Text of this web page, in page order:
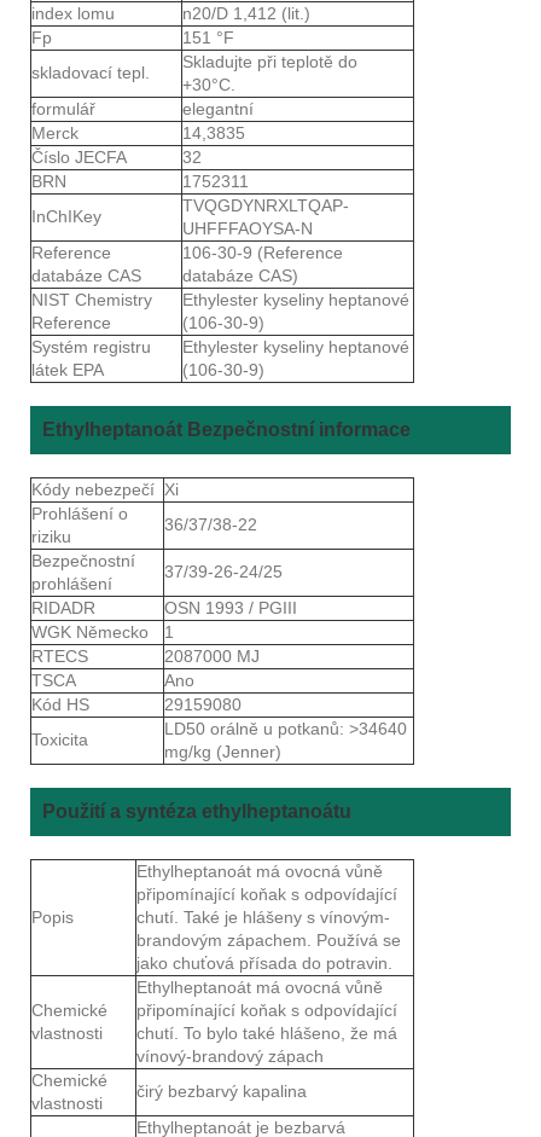
index lomu
n20/D 1,412 (lit.)
Fp
151 °F
skladovací tepl.
Skladujte při teplotě do
+30°C.
formulář
elegantní
Merck
14,3835
Číslo JECFA
32
BRN
1752311
InChIKey
TVQGDYNRXLTQAP-
UHFFFAOYSA-N
Reference
databáze CAS
106-30-9 (Reference
databáze CAS)
NIST Chemistry
Reference
Ethylester kyseliny heptanové
(106-30-9)
Systém registru
látek EPA
Ethylester kyseliny heptanové
(106-30-9)
Ethylheptanoát Bezpečnostní informace
Kódy nebezpečí Xi
Prohlášení o
riziku
36/37/38-22
Bezpečnostní
prohlášení
37/39-26-24/25
RIDADR
OSN 1993 / PGIII
WGK Německo
1
RTECS
2087000 MJ
TSCA
Ano
Kód HS
29159080
Toxicita
LD50 orálně u potkanů: >34640
mg/kg (Jenner)
Použití a syntéza ethylheptanoátu
Popis
Ethylheptanoát má ovocná vůně
připomínající koňak s odpovídající
chutí. Také je hlášeny s vínovým-
brandovým zápachem. Používá se
jako chuťová přísada do potravin.
Chemické
vlastnosti
Ethylheptanoát má ovocná vůně
připomínající koňak s odpovídající
chutí. To bylo také hlášeno, že má
vínový-brandový zápach
Chemické
vlastnosti
čirý bezbarvý kapalina
Ethylheptanoát je bezbarvá